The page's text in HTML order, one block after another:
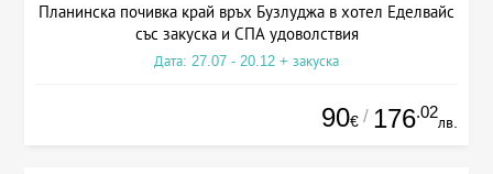
Планинска почивка край връх Бузлуджа в хотел Еделвайс
със закуска и СПА удоволствия
Дата: 27.07 - 20.12 + закуска
90€ / 176.02
лв.